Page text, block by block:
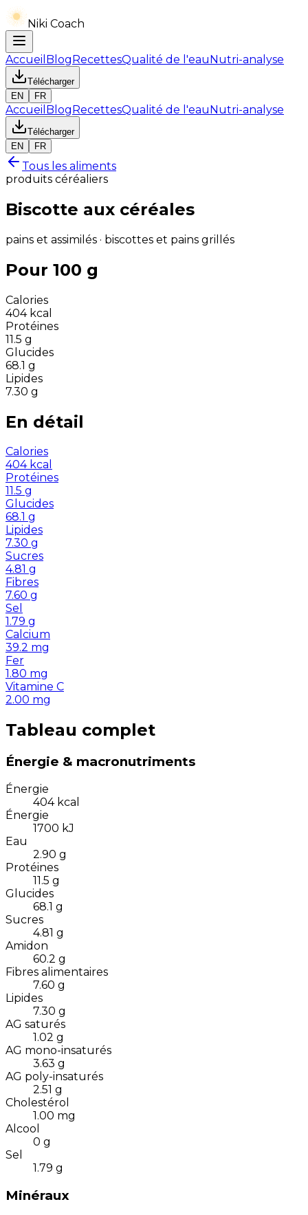
Niki Coach
Accueil BlogRecettesQualité de l'eauNutri-analyse
Télécharger
EN
FR
Accueil BlogRecettesQualité de l'eauNutri-analyse
Télécharger
EN
FR
Tous les aliments
produits céréaliers
Biscotte aux céréales
pains et assimilés · biscottes et pains grillés
Pour 100 g
Calories
404 kcal
Protéines
11.5 g
Glucides
68.1 g
Lipides
7.30 g
En détail
Calories
404 kcal
Protéines
11.5 g
Glucides
68.1 g
Lipides
7.30 g
Sucres
4.81 g
Fibres
7.60 g
Sel
1.79 g
Calcium
39.2 mg
Fer
1.80 mg
Vitamine C
2.00 mg
Tableau complet
Énergie & macronutriments
Énergie
404 kcal
Énergie
1700 kJ
Eau
2.90 g
Protéines
11.5 g
Glucides
68.1 g
Sucres
4.81 g
Amidon
60.2 g
Fibres alimentaires
7.60 g
Lipides
7.30 g
AG saturés
1.02 g
AG mono-insaturés
3.63 g
AG poly-insaturés
2.51 g
Cholestérol
1.00 mg
Alcool
0 g
Sel
1.79 g
Minéraux